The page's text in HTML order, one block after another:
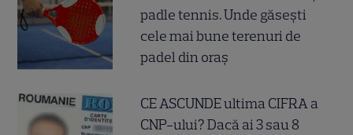
padle tennis. Unde găsești
cele mai bune terenuri de
padel din oraș
CE ASCUNDE ultima CIFRA a
CNP-ului? Dacă ai 3 sau 8